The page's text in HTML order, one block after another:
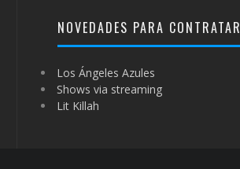
NOVEDADES PARA CONTRATAR
Los Ángeles Azules
Shows via streaming
Lit Killah